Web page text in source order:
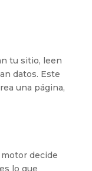
tu sitio, leen
datos. Este
una página,
decide
lo que